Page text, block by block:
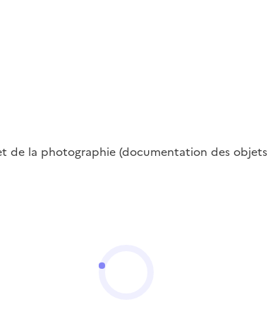
de la photographie (documentation des objets